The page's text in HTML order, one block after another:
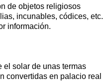
de objetos religiosos
incunables, códices, etc.
información.
el solar de unas termas
convertidas en palacio real